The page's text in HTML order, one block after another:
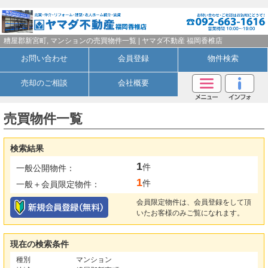
糟屋郡新宮町, マンションの売買物件一覧 | ヤマダ不動産 福岡香椎店
お問い合わせ 会員登録 物件検索
売却のご相談 会社概要
売買物件一覧
検索結果
一般公開物件： 1件
一般＋会員限定物件：
1件
会員限定物件は、会員登録をして頂
いたお客様のみご覧になれます。
現在の検索条件
種別
マンション